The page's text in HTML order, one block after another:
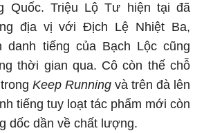
Quốc. Triệu Lộ Tư hiện tại đã
địa vị với Địch Lệ Nhiệt Ba,
danh tiếng của Bạch Lộc cũng
thời gian qua. Cô còn thế chỗ
Keep Running và trên đà lên
tiếng tuy loạt tác phẩm mới còn
dốc dần về chất lượng.